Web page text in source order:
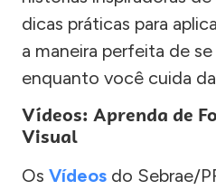
dicas práticas para
a maneira perfeita de
enquanto você cuida
Vídeos: Aprenda de
Visual
Os Vídeos do Sebrae/